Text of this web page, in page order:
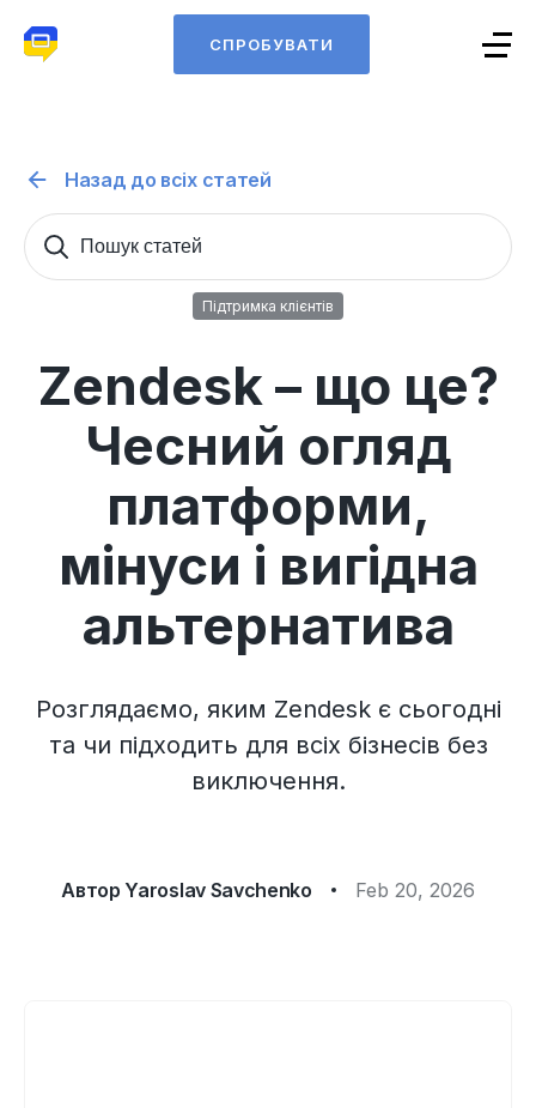
СПРОБУВАТИ
Назад до всіх статей
Пошук
Підтримка клієнтів
Zendesk – що це?
Чесний огляд
платформи,
мінуси і вигідна
альтернатива
Розглядаємо, яким Zendesk є сьогодні
та чи підходить для всіх бізнесів без
виключення.
Автор Yaroslav Savchenko Feb 20, 2026